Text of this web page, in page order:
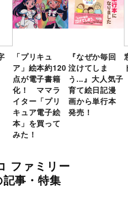
「プリキュ
ア」絵本約120
点が電子書籍
化！ ママラ
イター「プリ
キュア電子絵
本」を買って
みた！
『なぜか毎回
泣けてしま
う...』大人気子
育て絵日記漫
画から単行本
発売！
ファミリー
事・特集